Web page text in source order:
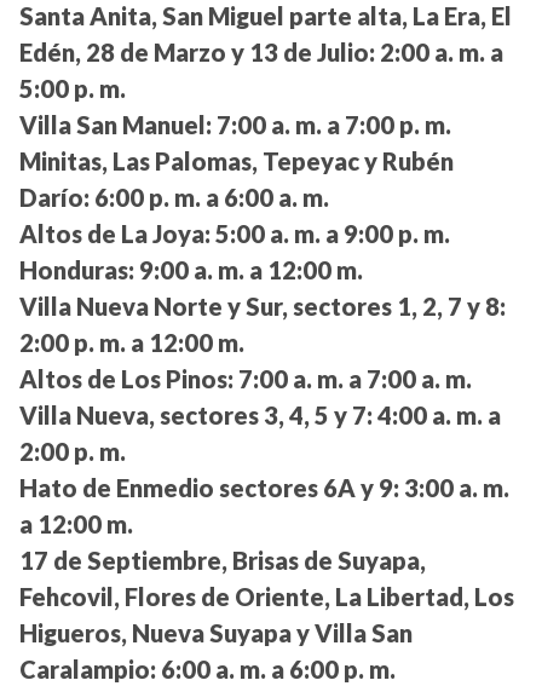
Santa Anita, San Miguel parte alta, La Era, El
Edén, 28 de Marzo y 13 de Julio: 2:00 a. m. a
5:00 p. m.
Villa San Manuel: 7:00 a. m. a 7:00 p. m.
Minitas, Las Palomas, Tepeyac y Rubén
Darío: 6:00 p. m. a 6:00 a. m.
Altos de La Joya: 5:00 a. m. a 9:00 p. m.
Honduras: 9:00 a. m. a 12:00 m.
Villa Nueva Norte y Sur, sectores 1, 2, 7 y 8:
2:00 p. m. a 12:00 m.
Altos de Los Pinos: 7:00 a. m. a 7:00 a. m.
Villa Nueva, sectores 3, 4, 5 y 7: 4:00 a. m. a
2:00 p. m.
Hato de Enmedio sectores 6A y 9: 3:00 a. m.
a 12:00 m.
17 de Septiembre, Brisas de Suyapa,
Fehcovil, Flores de Oriente, La Libertad, Los
Higueros, Nueva Suyapa y Villa San
Caralampio: 6:00 a. m. a 6:00 p. m.